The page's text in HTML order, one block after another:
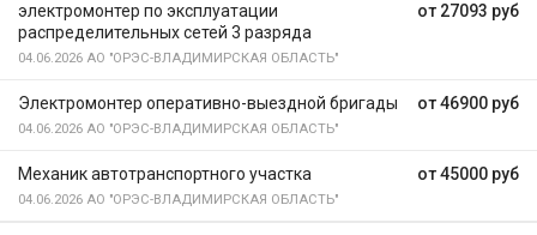
от 27093 руб
электромонтер по эксплуатации
распределительных сетей 3 разряда
04.06.2026 АО "ОРЭС-ВЛАДИМИРСКАЯ ОБЛАСТЬ"
от 46900 руб
Электромонтер оперативно-выездной бригады
04.06.2026 АО "ОРЭС-ВЛАДИМИРСКАЯ ОБЛАСТЬ"
от 45000 руб
Механик автотранспортного участка
04.06.2026 АО "ОРЭС-ВЛАДИМИРСКАЯ ОБЛАСТЬ"